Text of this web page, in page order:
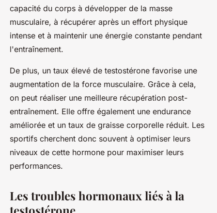
capacité du corps à développer de la masse
musculaire, à récupérer après un effort physique
intense et à maintenir une énergie constante pendant
l'entraînement.
De plus, un taux élevé de testostérone favorise une
augmentation de la force musculaire. Grâce à cela,
on peut réaliser une meilleure récupération post-
entraînement. Elle offre également une endurance
améliorée et un taux de graisse corporelle réduit. Les
sportifs cherchent donc souvent à optimiser leurs
niveaux de cette hormone pour maximiser leurs
performances.
Les troubles hormonaux liés à la